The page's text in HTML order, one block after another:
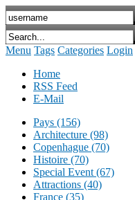
Menu Tags Categories Login
Home
RSS Feed
E-Mail
Pays (156)
Architecture (98)
Copenhague (70)
Histoire (70)
Special Event (67)
Attractions (40)
France (35)